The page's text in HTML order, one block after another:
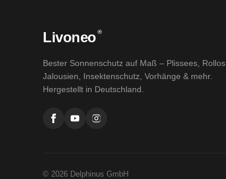
Livoneo ®
Bester Sonnenschutz auf Maß – Plissees, Rollos,
Jalousien, Insektenschutz, Vorhänge & mehr.
Hergestellt in Deutschland.
© 2026 Delphinus GmbH